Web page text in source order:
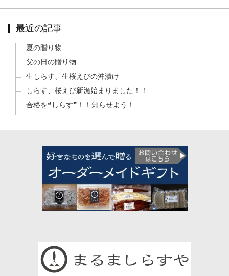
最近の記事
夏の贈り物
父の日の贈り物
生しらす、生桜えびの沖漬け
しらす、桜えび新漁始まりました！！
合格を❝しらす❞！！知らせよう！